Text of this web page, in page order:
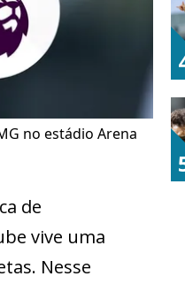
no estádio Arena
de
vive uma
Nesse